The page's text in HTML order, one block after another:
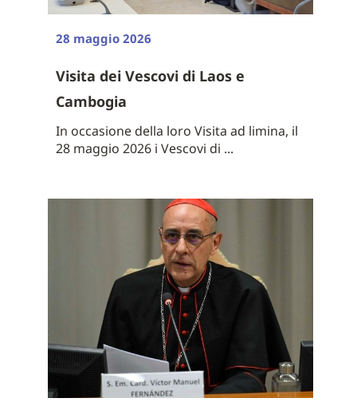
28 maggio 2026
Visita dei Vescovi di Laos e
Cambogia
In occasione della loro Visita ad limina, il
28 maggio 2026 i Vescovi di ...